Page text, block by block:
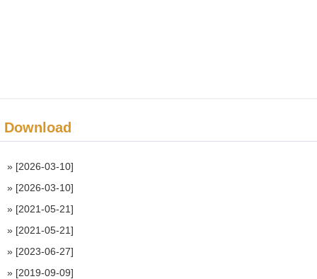
Download
» [2026-03-10]
» [2026-03-10]
» [2021-05-21]
» [2021-05-21]
» [2023-06-27]
» [2019-09-09]